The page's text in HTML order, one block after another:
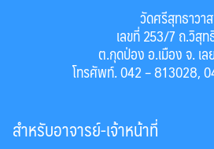
วัดศรีสุทธาวาส
เลขที่ 253/7 ถ.วิสุท
ต.กุดป่อง อ.เมือง จ. เ
โทรศัพท์. 042 – 813028,
สำหรับอาจารย์-เจ้าหน้าที่